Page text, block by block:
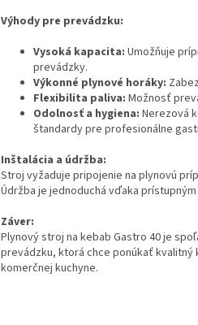
Výhody pre prevádzku:
Vysoká kapacita: Umožňuje
prevádzky.
Výkonné plynové horáky:
Flexibilita paliva: Možnosť
Odolnosť a hygiena: Nerezová
štandardy pre profesionálne
Inštalácia a údržba:
Stroj vyžaduje pripojenie na plynovú
Údržba je jednoduchá vďaka
Záver:
Plynový stroj na kebab Gastro 40 je
prevádzku, ktorá chce ponúkať
komerčnej kuchyne.